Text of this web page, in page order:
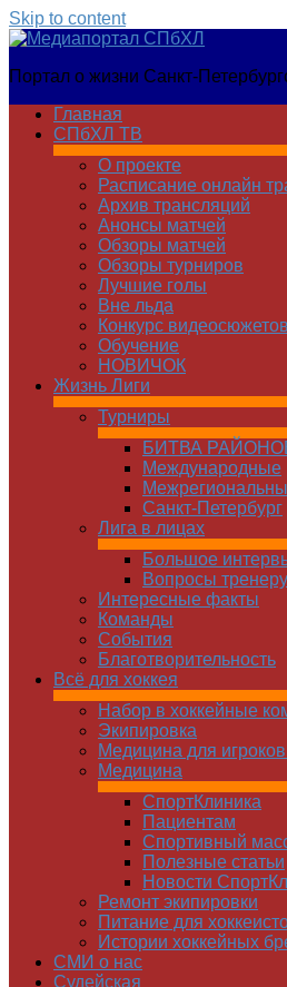
Skip to content
Медиапортал
Портал о жизни Санкт-
Главная
СПбХЛ ТВ
О проекте
Расписание онлайн
Архив трансляций
Анонсы матчей
Обзоры матчей
Обзоры турниров
Лучшие голы
Вне льда
Конкурс видеосюжетов
Обучение
НОВИЧОК
Жизнь Лиги
Турниры
БИТВА
Международные
Санкт-Петербург
Лига в лицах
Большое
Вопросы тренеру
Интересные факты
Команды
Cобытия
Благотворительность
Всё для хоккея
Набор в хоккейные
Экипировка
Медицина для
Медицина
СпортКлиника
Пациентам
Спортивный
Полезные статьи
Новости
Ремонт экипировки
Питание для
Истории хоккейных
СМИ о нас
Судейская